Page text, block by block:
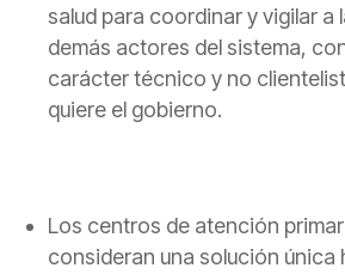
salud para coordinar y vigilar a
demás actores del sistema,
carácter técnico y no
quiere el gobierno.
Los centros de atención
consideran una solución única